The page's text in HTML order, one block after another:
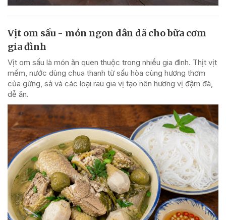
Vịt om sấu - món ngon dân dã cho bữa cơm
gia đình
Vịt om sấu là món ăn quen thuộc trong nhiều gia đình. Thịt vịt
mềm, nước dùng chua thanh từ sấu hòa cùng hương thơm
của gừng, sả và các loại rau gia vị tạo nên hương vị đậm đà,
dễ ăn.